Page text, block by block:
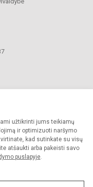
užtikrinti jums teikiamų
ir optimizuoti naršymo
kad sutinkate su visų
atšaukti arba pakeisti savo
puslapyje.
Visos teisės saugomos.
sutikimo griežtai draudžiama.
valdymas